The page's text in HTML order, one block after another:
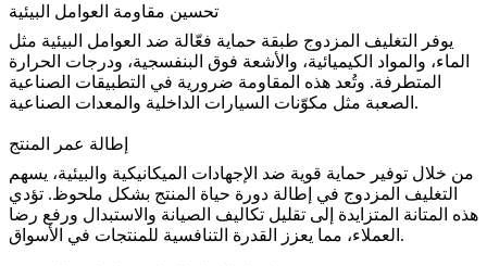
تحسين مقاومة العوامل البيئية
يوفر التغليف المزدوج طبقة حماية فعّالة ضد العوامل البيئية مثل
الماء، والمواد الكيميائية، والأشعة فوق البنفسجية، ودرجات الحرارة
المتطرفة. وتُعد هذه المقاومة ضرورية في التطبيقات الصناعية
الصعبة مثل مكوّنات السيارات الداخلية و المعدات الصناعية .
إطالة عمر المنتج
من خلال توفير حماية قوية ضد الإجهادات الميكانيكية والبيئية، يسهم
التغليف المزدوج في إطالة دورة حياة المنتج بشكل ملحوظ. تؤدي
هذه المتانة المتزايدة إلى تقليل تكاليف الصيانة والاستبدال ورفع رضا
العملاء، مما يعزز القدرة التنافسية للمنتجات في الأسواق.